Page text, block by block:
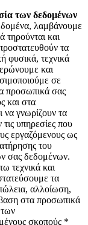
των δεδομένων
λαμβάνουμε
τηρούνται και
τα
φυσικά, τεχνικά
και
σε
προσωπικά σας
και στα
να γνωρίζουν τα
υπηρεσίες που
εργαζόμενους ως
του
σας δεδομένων.
τεχνικά και
τα
αλλοίωση,
στα προσωπικά
σκοπούς *